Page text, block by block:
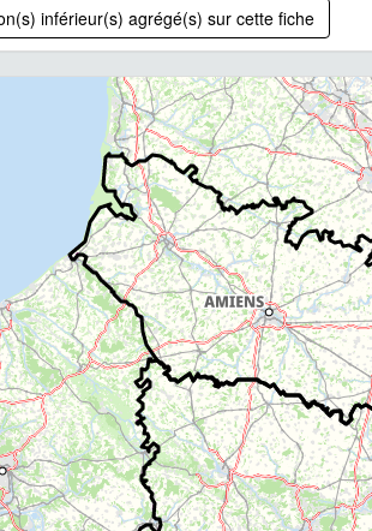
inférieur(s) agrégé(s) sur cette fiche